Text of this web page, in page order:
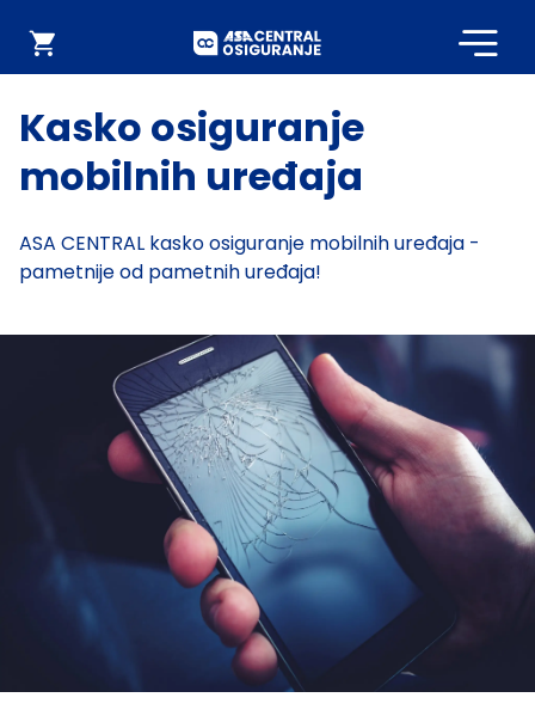
Webshop
Kasko osiguranje
mobilnih uređaja
ASA CENTRAL kasko osiguranje mobilnih uređaja -
pametnije od pametnih uređaja!